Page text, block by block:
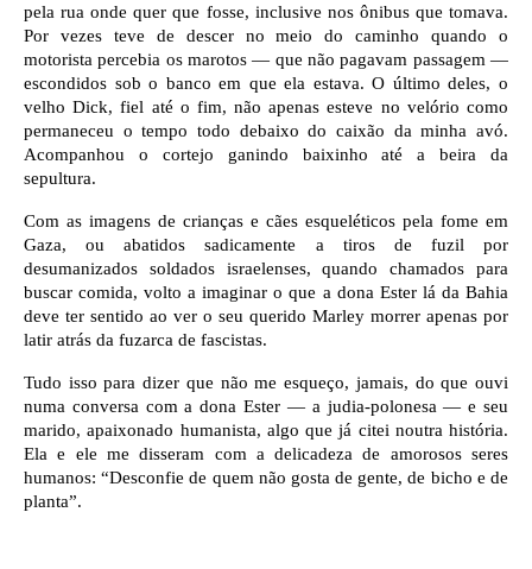
pela rua onde quer que fosse, inclusive nos ônibus que tomava.
Por vezes teve de descer no meio do caminho quando o
motorista percebia os marotos — que não pagavam passagem —
escondidos sob o banco em que ela estava. O último deles, o
velho Dick, fiel até o fim, não apenas esteve no velório como
permaneceu o tempo todo debaixo do caixão da minha avó.
Acompanhou o cortejo ganindo baixinho até a beira da
sepultura.
Com as imagens de crianças e cães esqueléticos pela fome em
Gaza, ou abatidos sadicamente a tiros de fuzil por
desumanizados soldados israelenses, quando chamados para
buscar comida, volto a imaginar o que a dona Ester lá da Bahia
deve ter sentido ao ver o seu querido Marley morrer apenas por
latir atrás da fuzarca de fascistas.
Tudo isso para dizer que não me esqueço, jamais, do que ouvi
numa conversa com a dona Ester — a judia-polonesa — e seu
marido, apaixonado humanista, algo que já citei noutra história.
Ela e ele me disseram com a delicadeza de amorosos seres
humanos: “Desconfie de quem não gosta de gente, de bicho e de
planta”.